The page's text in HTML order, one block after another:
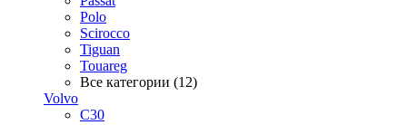
Polo
Scirocco
Tiguan
Touareg
Все категории (12)
Volvo
C30